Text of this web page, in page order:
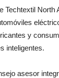
Techtextil North
y
inteligentes.
asesor